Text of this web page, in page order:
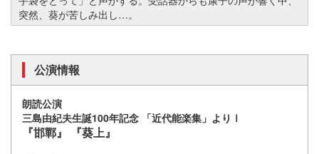
突然、葵が苦しみ出し…。
公演情報
朗読公演
三島由紀夫生誕100年記念 「近代能楽集」よりⅠ
『邯鄲』 『葵上』